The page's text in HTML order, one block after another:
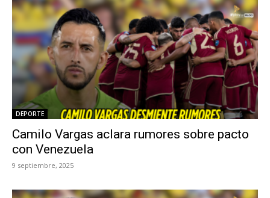
DEPORTE
Camilo Vargas aclara rumores sobre pacto
con Venezuela
9 septiembre, 2025